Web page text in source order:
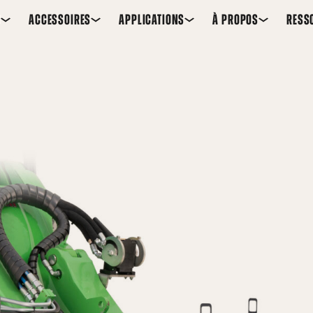
ACCESSOIRES APPLICATIONS À PROPOS